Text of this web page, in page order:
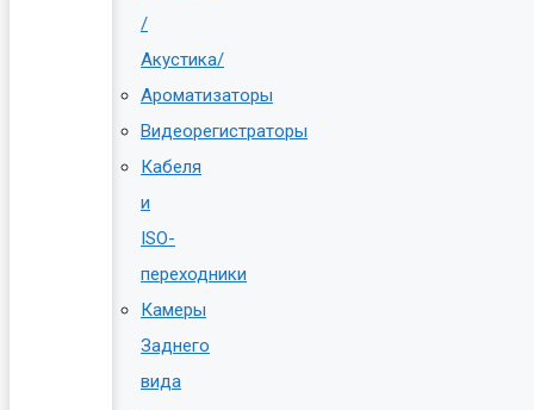
/
Акустика/
Ароматизаторы
Видеорегистраторы
Кабеля
и
ISO-
переходники
Камеры
Заднего
вида